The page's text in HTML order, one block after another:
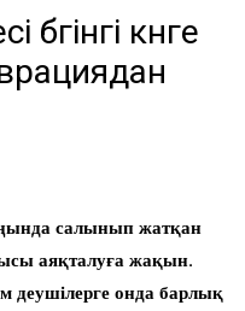
күнге
салынып жатқан
аяқталуға жақын.
деушілерге онда барлық